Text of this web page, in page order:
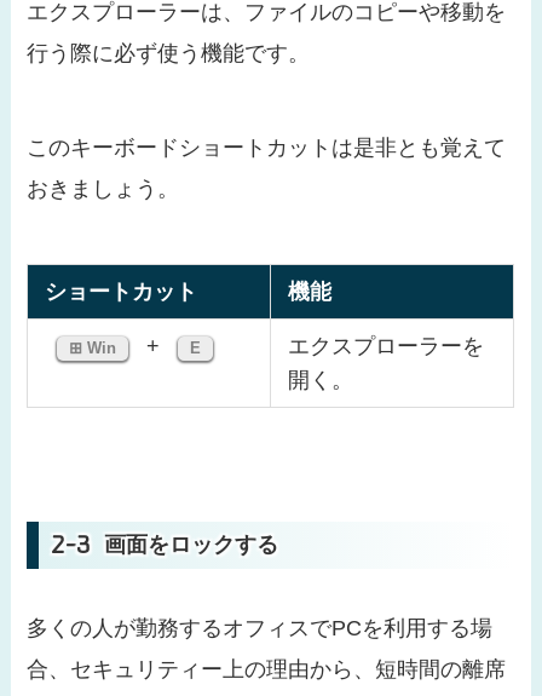
エクスプローラーは、ファイルのコピーや移動を
行う際に必ず使う機能です。
このキーボードショートカットは是非とも覚えて
おきましょう。
ショートカット 機能
⊞ Win + E
エクスプローラーを
開く。
画面をロックする
多くの人が勤務するオフィスでPCを利用する場
合、セキュリティー上の理由から、短時間の離席